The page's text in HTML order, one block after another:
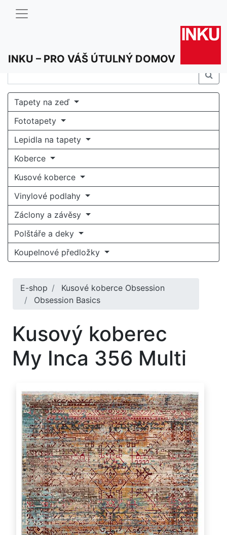
INKU – PRO VÁŠ ÚTULNÝ DOMOV
Tapety na zeď
Fototapety
Lepidla na tapety
Koberce
Kusové koberce
Vinylové podlahy
Záclony a závěsy
Polštáře a deky
Koupelnové předložky
E-shop
Kusové koberce Obsession
Obsession Basics
Kusový koberec
My Inca 356 Multi